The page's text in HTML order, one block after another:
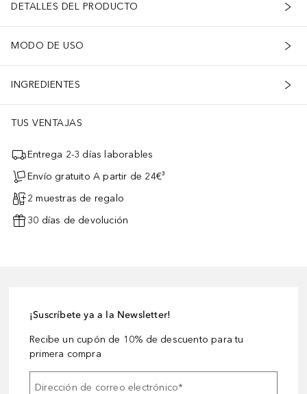
DETALLES DEL PRODUCTO
MODO DE USO
INGREDIENTES
TUS VENTAJAS
Entrega 2-3 días laborables
Envío gratuito A partir de 24€³
2 muestras de regalo
30 días de devolución
¡Suscríbete ya a la Newsletter!
Recibe un cupón de 10% de descuento para tu
primera compra
Dirección de correo electrónico*